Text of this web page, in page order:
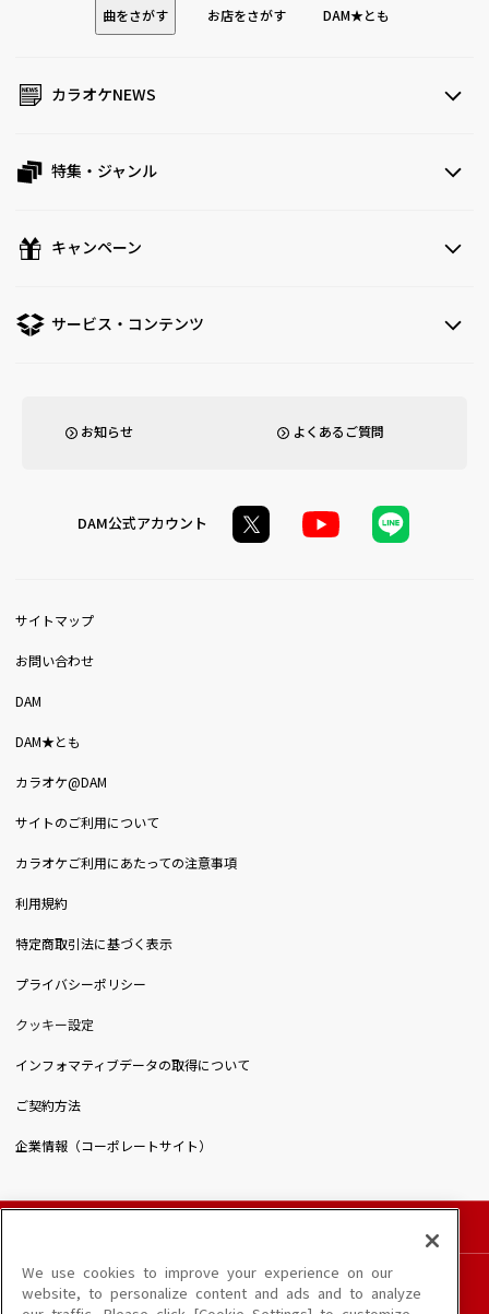
曲をさがす お店をさがす DAM★とも
カラオケNEWS
特集・ジャンル
キャンペーン
サービス・コンテンツ
お知らせ よくあるご質問
DAM公式アカウント
サイトマップ
お問い合わせ
DAM
DAM★とも
カラオケ@DAM
サイトのご利用について
カラオケご利用にあたっての注意事項
利用規約
特定商取引法に基づく表示
プライバシーポリシー
クッキー設定
インフォマティブデータの取得について
ご契約方法
企業情報（コーポレートサイト）
このサイトに掲載されている一切の文章・画像・写真・動画・音声等を、手段や形態を
問わず、著作権法の定める範囲を超えて無断で複製、転載、ファイル化などすることを
禁じます。
We use cookies to improve your experience on our
website, to personalize content and ads and to analyze